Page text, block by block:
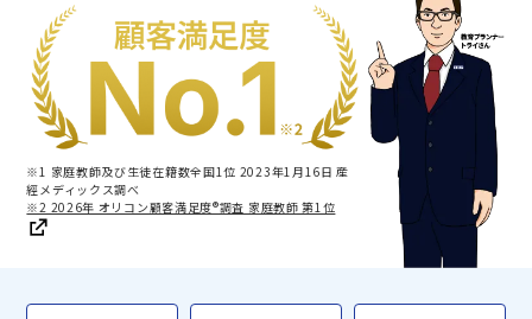
※1 家庭教師及び生徒在籍数全国1位 2023年1月16日 産
經メディックス調べ
※2 2026年 オリコン顧客満足度®調査 家庭教師 第1位